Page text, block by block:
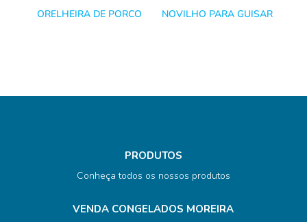
ORELHEIRA DE PORCO NOVILHO PARA GUISAR
PRODUTOS
Conheça todos os nossos produtos
VENDA CONGELADOS MOREIRA